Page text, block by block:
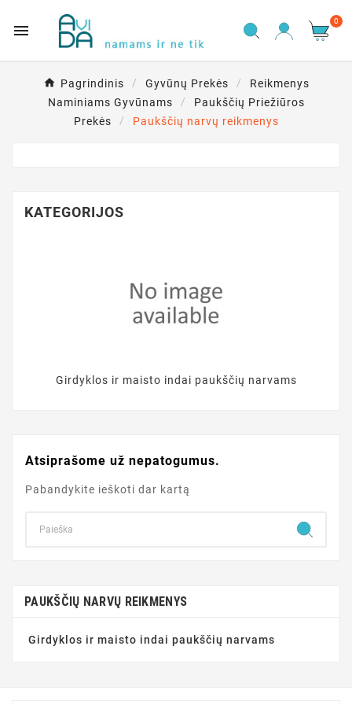

0
Pagrindinis Gyvūnų Prekės
Reikmenys
Naminiams Gyvūnams
Paukščių Priežiūros
Prekės
Paukščių narvų reikmenys
KATEGORIJOS
Girdyklos ir maisto indai paukščių narvams
Atsiprašome už nepatogumus.
Pabandykite ieškoti dar kartą
PAUKŠČIŲ NARVŲ REIKMENYS
Girdyklos ir maisto indai paukščių narvams